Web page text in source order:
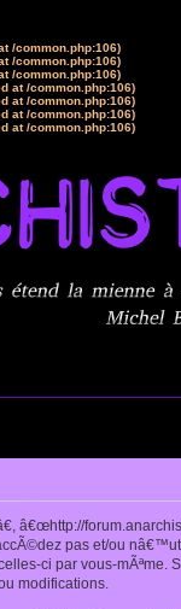
/common.php:106)
/common.php:106)
/common.php:106)
at /common.php:106)
at /common.php:106)
at /common.php:106)
at /common.php:106)
â€œhttp://
pas et/ou
ci par vous-
modifications.